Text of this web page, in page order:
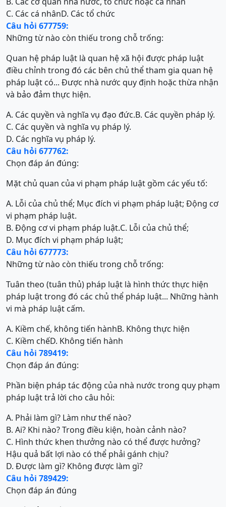
C. Các cá nhânD. Các tổ chức
Câu hỏi 677759:
Những từ nào còn thiếu trong chỗ trống:
Quan hệ pháp luật là quan hệ xã hội được pháp luật
điều chỉnh trong đó các bên chủ thể tham gia quan hệ
pháp luật có... Được nhà nước quy định hoặc thừa nhận
và bảo đảm thực hiện.
A. Các quyền và nghĩa vụ đạo đức.B. Các quyền pháp lý.
C. Các quyền và nghĩa vụ pháp lý.
D. Các nghĩa vụ pháp lý.
Câu hỏi 677762:
Chọn đáp án đúng:
Mặt chủ quan của vi phạm pháp luật gồm các yếu tố:
A. Lỗi của chủ thể; Mục đích vi phạm pháp luật; Động cơ
vi phạm pháp luật.
B. Động cơ vi phạm pháp luật.C. Lỗi của chủ thể;
D. Mục đích vi phạm pháp luật;
Câu hỏi 677773:
Những từ nào còn thiếu trong chỗ trống:
Tuân theo (tuân thủ) pháp luật là hình thức thực hiện
pháp luật trong đó các chủ thể pháp luật... Những hành
vi mà pháp luật cấm.
A. Kiềm chế, không tiến hànhB. Không thực hiện
C. Kiềm chếD. Không tiến hành
Câu hỏi 789419:
Chọn đáp án đúng:
Phần biện pháp tác động của nhà nước trong quy phạm
pháp luật trả lời cho câu hỏi:
A. Phải làm gì? Làm như thế nào?
B. Ai? Khi nào? Trong điều kiện, hoàn cảnh nào?
C. Hình thức khen thưởng nào có thể được hưởng?
Hậu quả bất lợi nào có thể phải gánh chịu?
D. Được làm gì? Không được làm gì?
Câu hỏi 789429:
Chọn đáp án đúng